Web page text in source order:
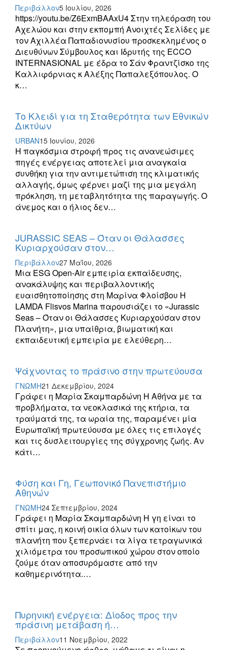
Περιβάλλον5 Ιουλίου, 2026
https://youtu.be/Z6ExmBAAxU4 Στην τηλεόραση του
Αχελώου και στην εκπομπή Ανοιχτές Σελίδες με
τον Αχιλλέα Παπαδιονυσίου προσκεκλημένος ο
Διευθύνων Σύμβουλος και Ιδρυτής της ECCO
INTERNASIONAL με έδρα το Σάν Φραντζίσκο της
Καλλιφόρνιας κ Αλέξης Παπαλεξόπουλος. Ο
κ…
Το Κλειδί για τη Σταθερότητα των Εθνικών
Δικτύων
URBAN15 Ιουνίου, 2026
Η παγκόσμια στροφή προς τις ανανεώσιμες
πηγές ενέργειας αποτελεί μια αναγκαία
συνθήκη για την αντιμετώπιση της κλιματικής
αλλαγής, όμως φέρνει μαζί της μια μεγάλη
πρόκληση, τη μεταβλητότητα της παραγωγής. Ο
άνεμος και ο ήλιος δεν…
JURASSIC SEAS – Όταν οι Θάλασσες
Κυριαρχούσαν στον…
Περιβάλλον27 Μαΐου, 2026
Μια ESG Open-Air εμπειρία εκπαίδευσης,
ανακάλυψης και περιβαλλοντικής
ευαισθητοποίησης στη Μαρίνα Φλοίσβου Η
LAMDA Flisvos Marina παρουσιάζει το «Jurassic
Seas – Όταν οι Θάλασσες Κυριαρχούσαν στον
Πλανήτη», μια υπαίθρια, βιωματική και
εκπαιδευτική εμπειρία με ελεύθερη…
Ψάχνοντας το πράσινο στην πρωτεύουσα
ΓΝΩΜΗ21 Δεκεμβρίου, 2024
Γράφει η Μαρία Σκαμπαρδώνη Η Αθήνα με τα
προβλήματα, τα νεοκλασικά της κτήρια, τα
τραύματά της, τα ωραία της, παραμένει μία
Ευρωπαϊκή πρωτεύουσα με όλες τις επιλογές
και τις δυσλειτουργίες της σύγχρονης ζωής. Αν
κάτι…
Φύση και Γη, Γεωπονικό Πανεπιστήμιο
Αθηνών
ΓΝΩΜΗ24 Σεπτεμβρίου, 2024
Γράφει η Μαρία Σκαμπαρδώνη Η γη είναι το
σπίτι μας, η κοινή οικία όλων των κατοίκων του
πλανήτη που ξεπερνάει τα λίγα τετραγωνικά
χιλιόμετρα του προσωπικού χώρου στον οποίο
ζούμε όταν αποσυρόμαστε από την
καθημερινότητα.…
Πυρηνική ενέργεια: Δίοδος προς την
πράσινη μετάβαση ή…
Περιβάλλον11 Νοεμβρίου, 2022